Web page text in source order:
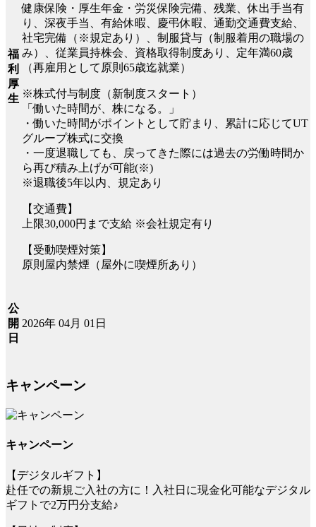
福
利
厚
生
健康保険・厚生年金・労災保険完備、残業、休出手当有
り、深夜手当、有給休暇、慶弔休暇、通勤交通費支給、
社宅完備（※規定あり）、制服貸与（制服着用の職場の
み）、従業員持株会、資格取得制度あり、定年満60歳
（再雇用として原則65歳迄就業）
※株式付与制度（新制度スタート）
「働いた時間が、株になる。」
・働いた時間がポイントとして貯まり、累計に応じてUT
グループ株式に交換
・一度退職しても、戻ってきた際には過去の労働時間か
ら再び積み上げが可能(※)
※退職後5年以内、規定あり
【交通費】
上限30,000円まで支給 ※会社規定有り
【受動喫煙対策】
原則屋内禁煙（屋外に喫煙所あり）
公
開
日
2026年 04月 01日
キャンペーン
キャンペーン
【デジタルギフト】
赴任での新規ご入社の方に！入社日に現金化可能なデジタル
ギフトで2万円分支給♪